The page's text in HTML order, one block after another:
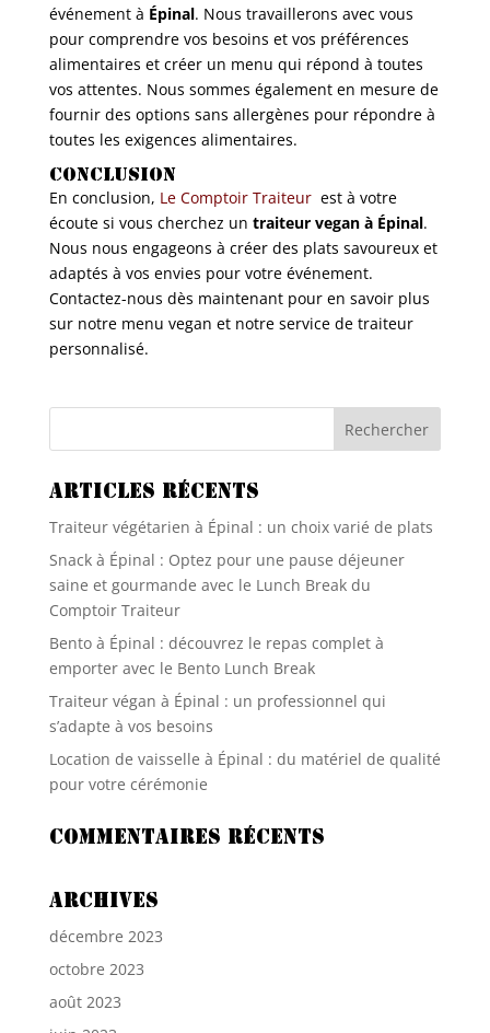
événement à Épinal. Nous travaillerons avec vous
pour comprendre vos besoins et vos préférences
alimentaires et créer un menu qui répond à toutes
vos attentes. Nous sommes également en mesure de
fournir des options sans allergènes pour répondre à
toutes les exigences alimentaires.
Conclusion
En conclusion, Le Comptoir Traiteurest à votre
écoute si vous cherchez un traiteur vegan à Épinal.
Nous nous engageons à créer des plats savoureux et
adaptés à vos envies pour votre événement.
Contactez-nous dès maintenant pour en savoir plus
sur notre menu vegan et notre service de traiteur
personnalisé.
Articles récents
Traiteur végétarien à Épinal : un choix varié de plats
Snack à Épinal : Optez pour une pause déjeuner
saine et gourmande avec le Lunch Break du
Comptoir Traiteur
Bento à Épinal : découvrez le repas complet à
emporter avec le Bento Lunch Break
Traiteur végan à Épinal : un professionnel qui
s’adapte à vos besoins
Location de vaisselle à Épinal : du matériel de qualité
pour votre cérémonie
Commentaires récents
Archives
décembre 2023
octobre 2023
août 2023